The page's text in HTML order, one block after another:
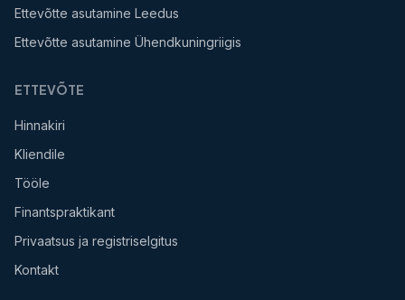
Ettevõtte asutamine Leedus
Ettevõtte asutamine Ühendkuningriigis
ETTEVÕTE
Hinnakiri
Kliendile
Tööle
Finantspraktikant
Privaatsus ja registriselgitus
Kontakt